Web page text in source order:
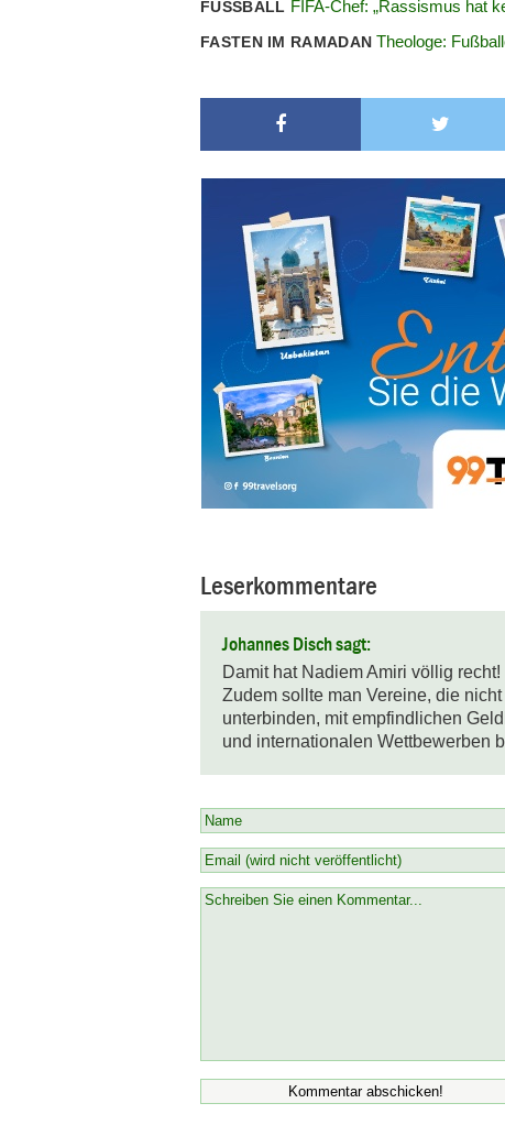
FUSSBALL FIFA-Chef: „Rassismus hat
FASTEN IM RAMADANTheologe:
Leserkommentare
Johannes Disch sagt:
Damit hat Nadiem Amiri völlig recht!
Zudem sollte man Vereine, die
unterbinden, mit empfindlichen
und internationalen Wettbewerben